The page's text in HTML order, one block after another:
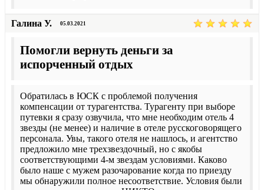
Галина У. 05.03.2021
Помогли вернуть деньги за
испорченный отдых
Обратилась в ЮСК с проблемой получения
компенсации от турагентства. Турагенту при выборе
путевки я сразу озвучила, что мне необходим отель 4
звезды (не менее) и наличие в отеле русскоговорящего
персонала. Увы, такого отеля не нашлось, и агентство
предложило мне трехзвездочный, но с якобы
соответствующими 4-м звездам условиями. Каково
было наше с мужем разочарование когда по приезду
мы обнаружили полное несоответствие. Условия были